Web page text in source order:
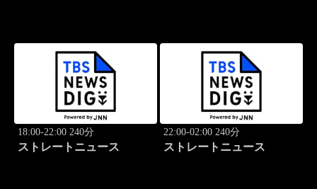
18:00-22:00 240分
ストレートニュース
22:00-02:00 240分
ストレートニュース